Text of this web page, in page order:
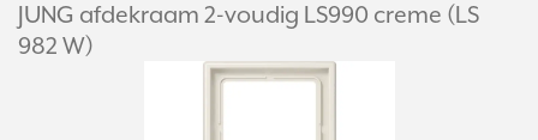
JUNG afdekraam 2-voudig LS990 creme (LS
982 W)